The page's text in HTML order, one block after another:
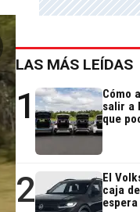
LAS MÁS LEÍDAS
1
Cómo
salir a
que
2
El
caja